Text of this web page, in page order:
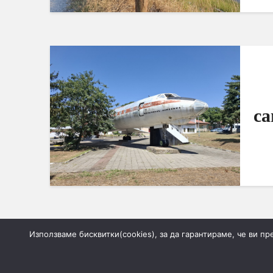
1 2
Използваме бисквитки(cookies), за да гарантираме, че ви